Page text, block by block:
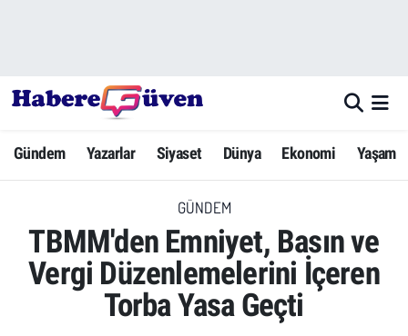
Gündem Yazarlar Siyaset Dünya Ekonomi Yaşam
GÜNDEM
TBMM'den Emniyet, Basın ve
Vergi Düzenlemelerini İçeren
Torba Yasa Geçti
Yazarlar
Dünya
Ekonomi
Hava Durumu
Trafik Durumu
Süper Lig Puan Durumu ve Fikstür
Tüm Manşetler
Son Dakika Haberleri